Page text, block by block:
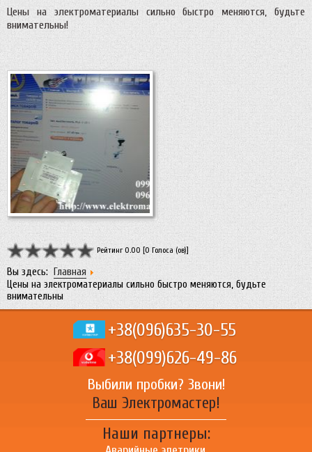
Цены на электроматериалы сильно быстро меняются, будьте
внимательны!
Рейтинг 0.00 [0 Голоса (ов)]
Вы здесь: Главная
Цены на электроматериалы сильно быстро меняются, будьте
внимательны
+38(096)635-30-55
+38(099)626-49-86
Выбили пробки? Звони!
Ваш Электромастер!
Наши партнеры: